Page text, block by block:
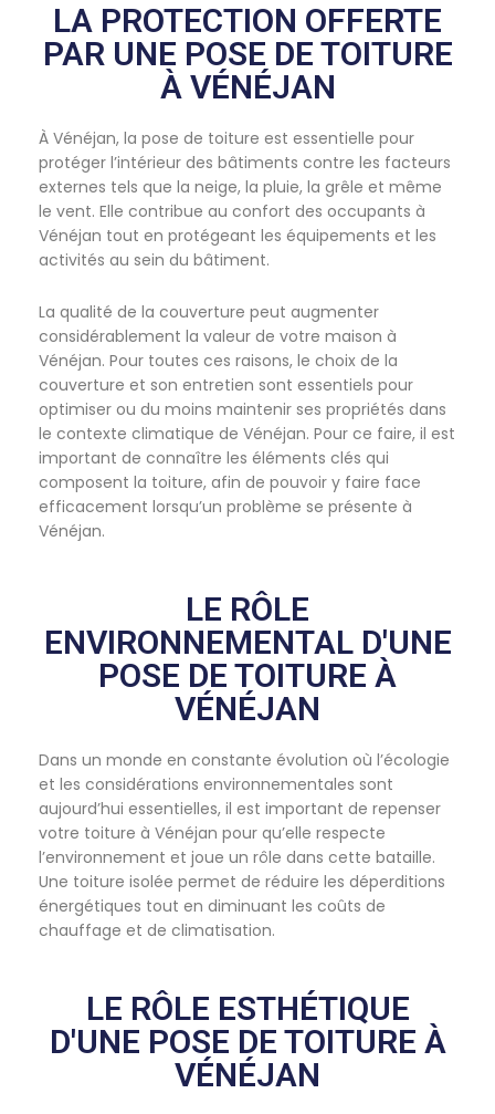
LA PROTECTION OFFERTE
PAR UNE POSE DE TOITURE
À VÉNÉJAN
À Vénéjan, la pose de toiture est essentielle pour
protéger l’intérieur des bâtiments contre les facteurs
externes tels que la neige, la pluie, la grêle et même
le vent. Elle contribue au confort des occupants à
Vénéjan tout en protégeant les équipements et les
activités au sein du bâtiment.
La qualité de la couverture peut augmenter
considérablement la valeur de votre maison à
Vénéjan. Pour toutes ces raisons, le choix de la
couverture et son entretien sont essentiels pour
optimiser ou du moins maintenir ses propriétés dans
le contexte climatique de Vénéjan. Pour ce faire, il est
important de connaître les éléments clés qui
composent la toiture, afin de pouvoir y faire face
efficacement lorsqu’un problème se présente à
Vénéjan.
LE RÔLE
ENVIRONNEMENTAL D'UNE
POSE DE TOITURE À
VÉNÉJAN
Dans un monde en constante évolution où l’écologie
et les considérations environnementales sont
aujourd’hui essentielles, il est important de repenser
votre toiture à Vénéjan pour qu’elle respecte
l’environnement et joue un rôle dans cette bataille.
Une toiture isolée permet de réduire les déperditions
énergétiques tout en diminuant les coûts de
chauffage et de climatisation.
LE RÔLE ESTHÉTIQUE
D'UNE POSE DE TOITURE À
VÉNÉJAN